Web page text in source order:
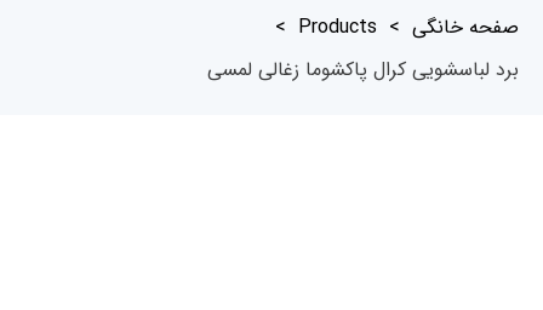
صفحه خانگی >
Products
>
برد لباسشویی کرال پاکشوما زغالی لمسی